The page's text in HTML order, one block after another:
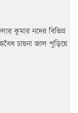
কুমার নদের বিভিন্ন
চায়না জাল পুড়িয়ে